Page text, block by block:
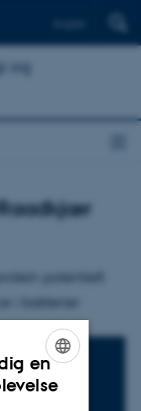
og
potentielt
i bakterier
- 15:00
ENGLISH
en